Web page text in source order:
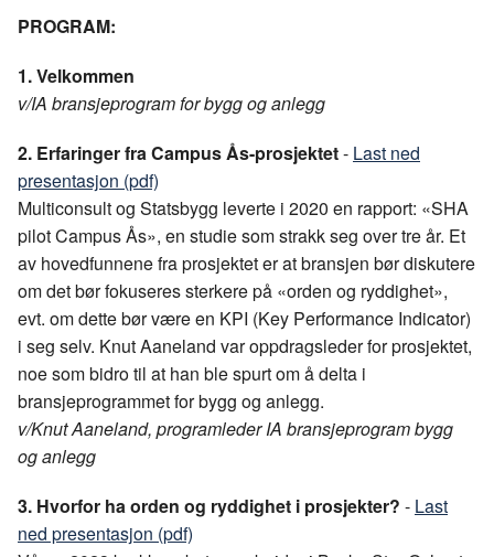
PROGRAM:
1. Velkommen
v/IA bransjeprogram for bygg og anlegg
2. Erfaringer fra Campus Ås-prosjektet- Last ned
presentasjon (pdf)
Multiconsult og Statsbygg leverte i 2020 en rapport: «SHA
pilot Campus Ås», en studie som strakk seg over tre år. Et
av hovedfunnene fra prosjektet er at bransjen bør diskutere
om det bør fokuseres sterkere på «orden og ryddighet»,
evt. om dette bør være en KPI (Key Performance Indicator)
i seg selv. Knut Aaneland var oppdragsleder for prosjektet,
noe som bidro til at han ble spurt om å delta i
bransjeprogrammet for bygg og anlegg.
v/Knut Aaneland, programleder IA bransjeprogram bygg
og anlegg
3. Hvorfor ha orden og ryddighet i prosjekter? - Last
ned presentasjon (pdf)